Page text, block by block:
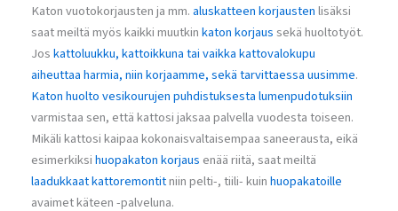
Katon vuotokorjausten ja mm.aluskatteen korjaustenlisäksi
saat meiltä myös kaikki muutkinkaton korjaussekä huoltotyöt.
Joskattoluukku, kattoikkuna tai vaikka kattovalokupu
aiheuttaa harmia, niin korjaamme, sekä tarvittaessa uusimme.
Katon huoltovesikourujen puhdistuksestalumenpudotuksiin
varmistaa sen, että kattosi jaksaa palvella vuodesta toiseen.
Mikäli kattosi kaipaa kokonaisvaltaisempaa saneerausta, eikä
esimerkiksihuopakaton korjaus enää riitä, saat meiltä
laadukkaat kattoremontitniin pelti-, tiili- kuinhuopakatoille
avaimet käteen -palveluna.